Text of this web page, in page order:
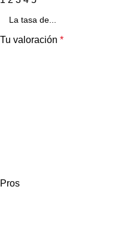
Tu valoración *
Pros